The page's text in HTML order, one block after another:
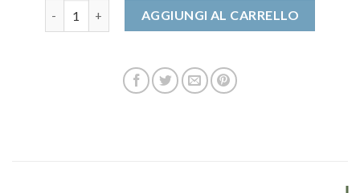
sandali uomo quantitàAGGIUNGI AL CARRELLO